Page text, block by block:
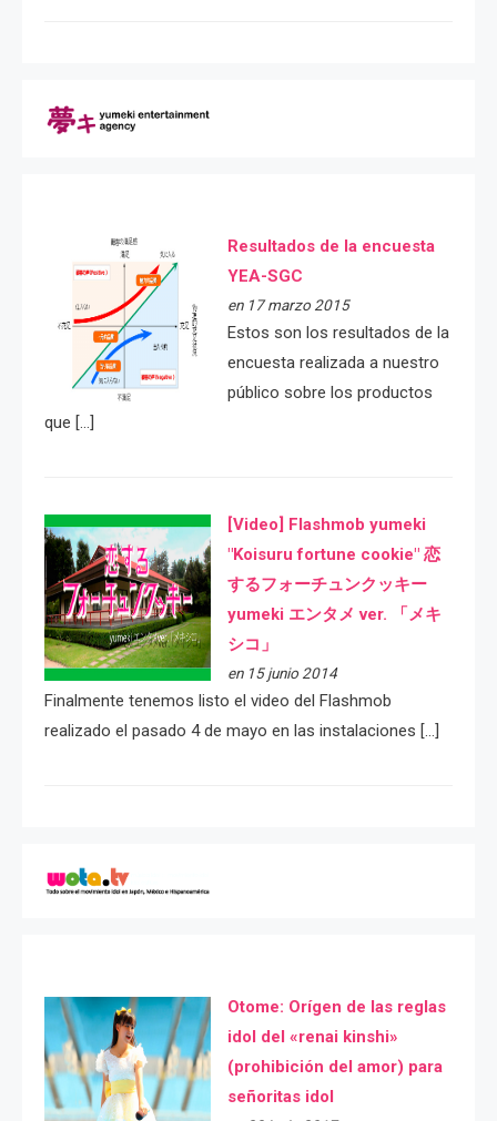
Resultados de la encuesta
YEA-SGC
en 17 marzo 2015
Estos son los resultados de la
encuesta realizada a nuestro
público sobre los productos
que […]
[Video] Flashmob yumeki
"Koisuru fortune cookie" 恋
するフォーチュンクッキー
yumeki エンタメ ver. 「メキ
シコ」
en 15 junio 2014
Finalmente tenemos listo el video del Flashmob
realizado el pasado 4 de mayo en las instalaciones […]
Otome: Orígen de las reglas
idol del «renai kinshi»
(prohibición del amor) para
señoritas idol